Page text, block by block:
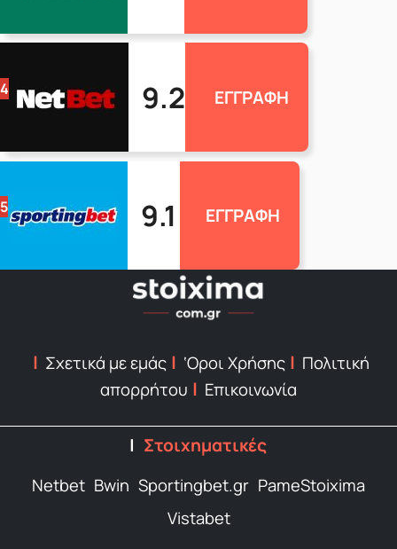
4 9.2 ΕΓΓΡΑΦΗ
5 9.1 ΕΓΓΡΑΦΗ
Σχετικά με εμάς ‘Οροι Χρήσης
Πολιτική
απορρήτου
Επικοινωνία
Στοιχηματικές
Netbet Bwin Sportingbet.gr PameStoixima
Vistabet